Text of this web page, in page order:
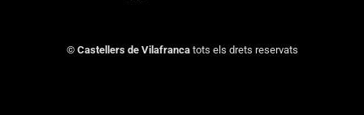
© Castellers de Vilafrancatots els drets reservats